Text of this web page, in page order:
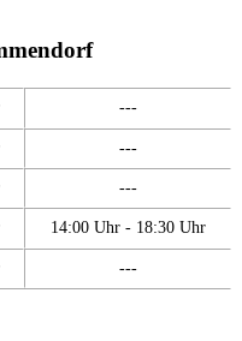
---
---
---
14:00 Uhr - 18:30 Uhr
---